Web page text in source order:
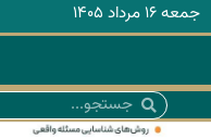
جمعه ۱۶ مرداد ۱۴۰۵